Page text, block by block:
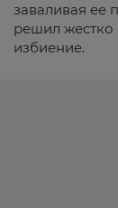
заваливая ее
решил жестко
избиение.